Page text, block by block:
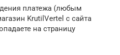
платежа (любым
KrutilVertel с сайта
на страницу